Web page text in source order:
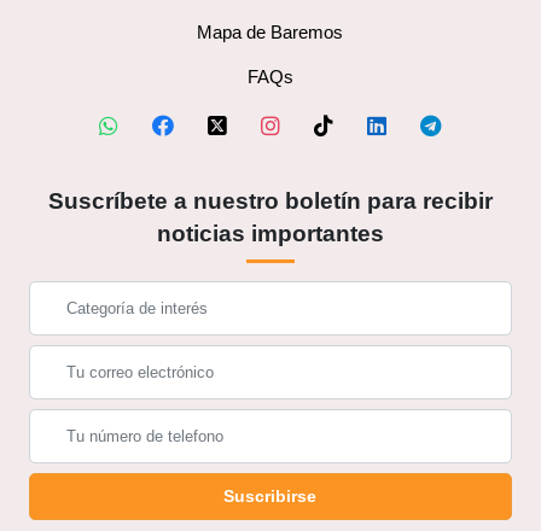
Mapa de Baremos
FAQs
Suscríbete a nuestro boletín para recibir
noticias importantes
Suscribirse